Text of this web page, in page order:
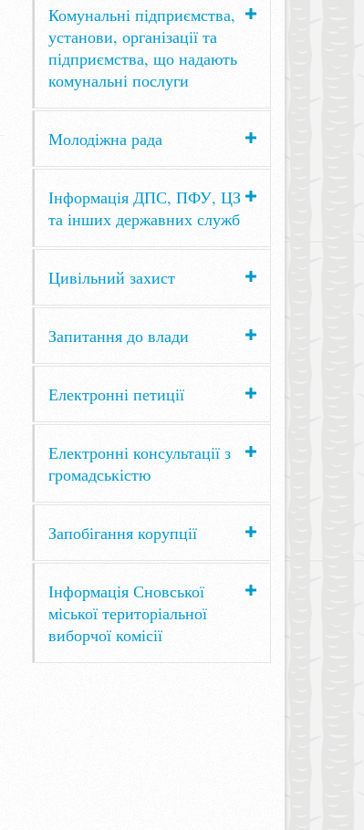
Комунальні підприємства,
установи, організації та
підприємства, що надають
комунальні послуги
Молодіжна рада
Інформація ДПС, ПФУ, ЦЗ
та інших державних служб
Цивільний захист
Запитання до влади
Електронні петиції
Електронні консультації з
громадськістю
Запобігання корупції
Інформація Сновської
міської територіальної
виборчої комісії